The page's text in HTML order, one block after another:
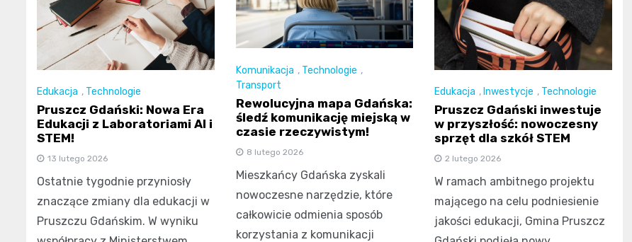
Edukacja , Technologie
Pruszcz Gdański: Nowa Era
Edukacji z Laboratoriami AI i
STEM!
13 lutego 2026
Ostatnie tygodnie przyniosły
znaczące zmiany dla edukacji w
Pruszczu Gdańskim. W wyniku
Komunikacja , Technologie ,
Transport
Rewolucyjna mapa Gdańska:
śledź komunikację miejską w
czasie rzeczywistym!
8 lutego 2026
Mieszkańcy Gdańska zyskali
nowoczesne narzędzie, które
całkowicie odmienia sposób
korzystania z komunikacji
Edukacja , Inwestycje , Technologie
Pruszcz Gdański inwestuje
w przyszłość: nowoczesny
sprzęt dla szkół STEM
2 lutego 2026
W ramach ambitnego projektu
mającego na celu podniesienie
jakości edukacji, Gmina Pruszcz